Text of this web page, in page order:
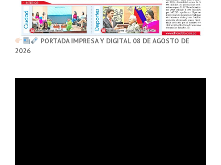
PORTADA IMPRESA Y DIGITAL 08 DE AGOSTO DE
2026